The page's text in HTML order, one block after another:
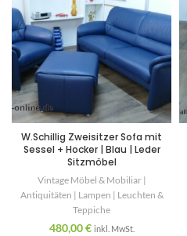
W.Schillig Zweisitzer Sofa mit
Sessel + Hocker | Blau | Leder
Sitzmöbel
Vintage Möbel & Mobiliar |
Antiquitäten | Lampen | Leuchten &
Teppiche
480,00€ inkl. MwSt.